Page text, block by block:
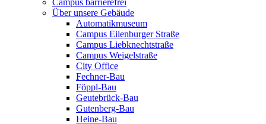
Campus barrierefrei
Über unsere Gebäude
Automatikmuseum
Campus Eilenburger Straße
Campus Liebknechtstraße
Campus Weigelstraße
City Office
Fechner-Bau
Föppl-Bau
Geutebrück-Bau
Gutenberg-Bau
Heine-Bau